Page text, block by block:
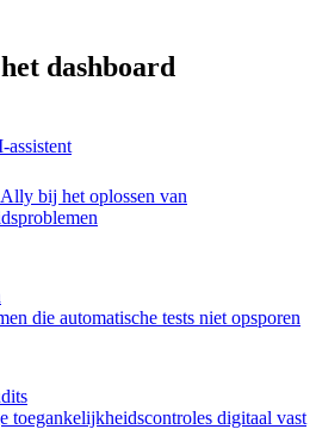
dashboard
assistent
bij het oplossen van
die automatische tests niet opsporen
toegankelijkheidscontroles digitaal vast